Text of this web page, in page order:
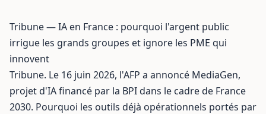
Tribune — IA en France : pourquoi l'argent public
irrigue les grands groupes et ignore les PME qui
innovent
Tribune. Le 16 juin 2026, l'AFP a annoncé MediaGen,
projet d'IA financé par la BPI dans le cadre de France
2030. Pourquoi les outils déjà opérationnels portés par